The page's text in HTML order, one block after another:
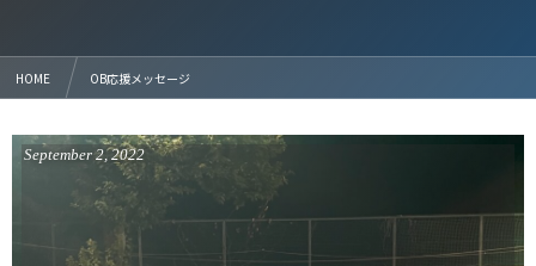
HOME OB応援メッセージ
September 2,2022